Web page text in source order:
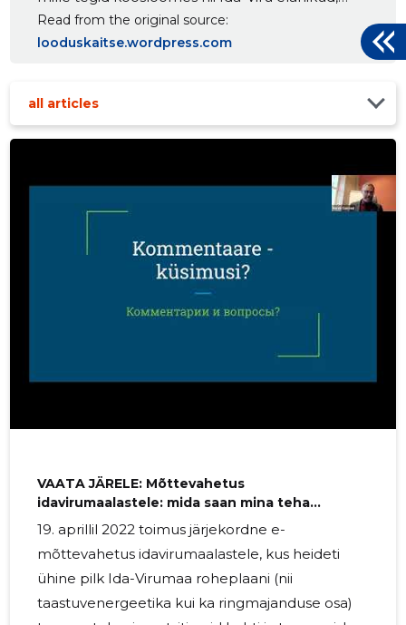
ettevõtjad kui ka teiste sihtrühmade esindajad.
Roheplaani koostati töörühmades ning igast
potentsiaalikamad ideed, mida edasi arendada ja
edasi "Valminud Ida-Virumaa roheplaan koondab
Read from the original source
looduskaitse.wordpress.com
all articles
VAATA JÄRELE: Mõttevahetus
idavirumaalastele: mida saan mina teha
rohelisema maakonna heaks?
19. aprillil 2022 toimus järjekordne e-
mõttevahetus idavirumaalastele, kus heideti
ühine pilk Ida-Virumaa roheplaani (nii
taastuvenergeetika kui ka ringmajanduse osa)